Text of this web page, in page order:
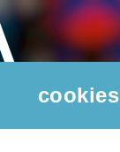
cookies